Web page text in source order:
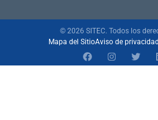
© 2026 SITEC. Todos los
Mapa del SitioAviso de privacidad